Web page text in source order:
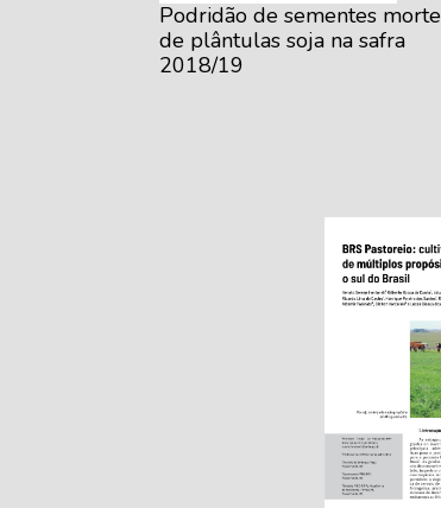
Podridão de sementes morte
de plântulas soja na safra
2018/19